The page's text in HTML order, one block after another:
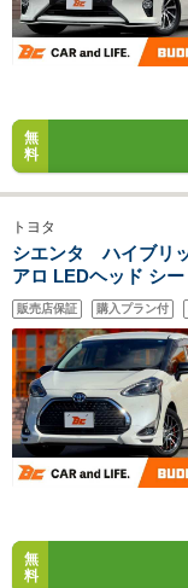
無
料
トヨタ
シエンタ ハイブリ
アロ LEDヘッド シ
ナビ フルセグ BT B
電格ミラー 横滑り防
販売店保証 購入プラン付
無
料